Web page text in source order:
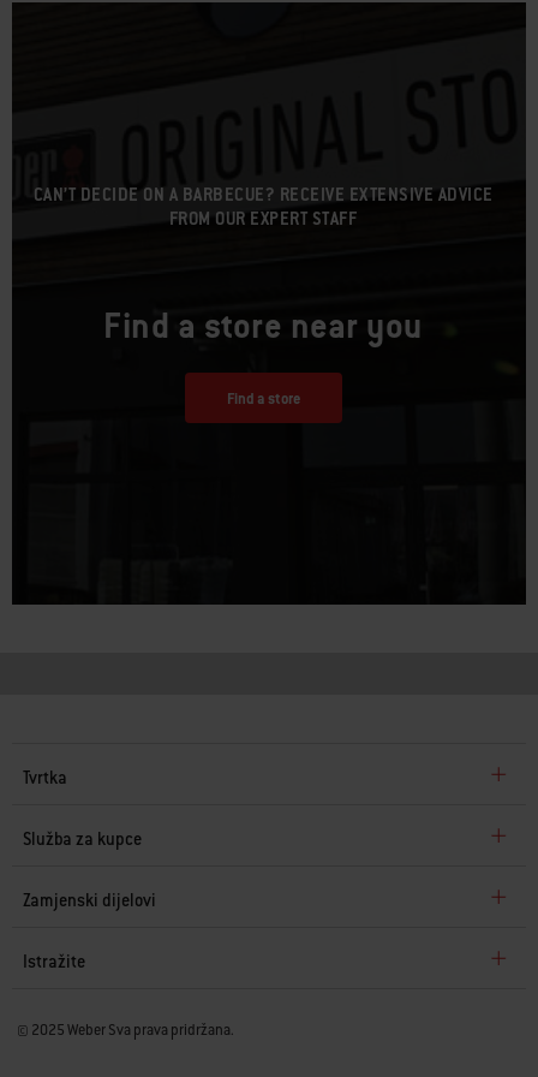
CAN’T DECIDE ON A BARBECUE? RECEIVE EXTENSIVE ADVICE
FROM OUR EXPERT STAFF
Find a store near you
Find a store
Tvrtka
Služba za kupce
Zamjenski dijelovi
Istražite
© 2025 Weber Sva prava pridržana.